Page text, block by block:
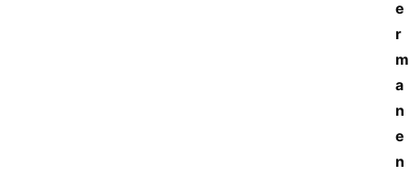
e
r
m
a
n
e
n